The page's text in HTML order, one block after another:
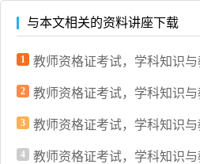
与本文相关的资料讲座下载
1 教师资格证考试，学科知识
2 教师资格证考试，学科知识
3 教师资格证考试，学科知识
4 教师资格证考试，学科知识